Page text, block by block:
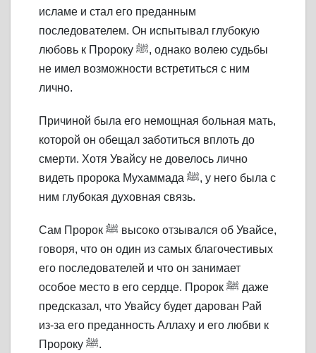
исламе и стал его преданным
последователем. Он испытывал глубокую
любовь к Пророку ﷺ, однако волею судьбы
не имел возможности встретиться с ним
лично.
Причиной была его немощная больная мать,
которой он обещал заботиться вплоть до
смерти. Хотя Увайсу не довелось лично
видеть пророка Мухаммада ﷺ, у него была с
ним глубокая духовная связь.
Сам Пророк ﷺ высоко отзывался об Увайсе,
говоря, что он один из самых благочестивых
его последователей и что он занимает
особое место в его сердце. Пророк ﷺ даже
предсказал, что Увайсу будет дарован Рай
из-за его преданность Аллаху и его любви к
Пророку ﷺ.